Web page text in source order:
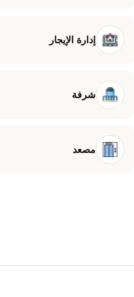
إدارة الإيجار
شرفة
مصعد